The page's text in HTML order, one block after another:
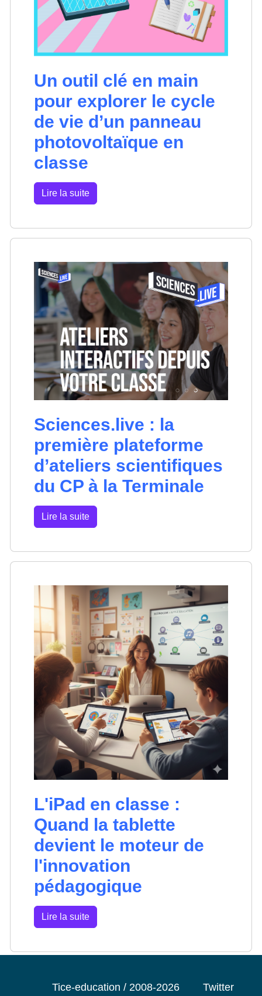
Un outil clé en main
pour explorer le cycle
de vie d’un panneau
photovoltaïque en
classe
Lire la suite
Sciences.live : la
première plateforme
d’ateliers scientifiques
du CP à la Terminale
Lire la suite
L'iPad en classe :
Quand la tablette
devient le moteur de
l'innovation
pédagogique
Lire la suite
Tice-education / 2008-2026 Twitter